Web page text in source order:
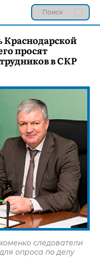
Краснодарской
просят
в СКР
следователи
опроса по делу